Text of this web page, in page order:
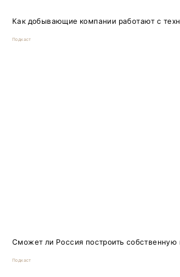
Как добывающие компании работают с
Подкаст
Сможет ли Россия построить
Подкаст